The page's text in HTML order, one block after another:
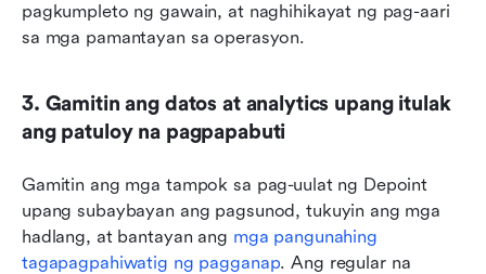
pagkumpleto ng gawain, at naghihikayat ng pag-aari
sa mga pamantayan sa operasyon.
3. Gamitin ang datos at analytics upang itulak
ang patuloy na pagpapabuti
Gamitin ang mga tampok sa pag-uulat ng Depoint
upang subaybayan ang pagsunod, tukuyin ang mga
hadlang, at bantayan ang mga pangunahing
tagapagpahiwatig ng pagganap. Ang regular na